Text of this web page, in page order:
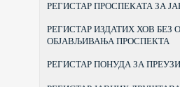
РЕГИСТАР ПРОСПЕКАТА ЗА
РЕГИСТАР ИЗДАТИХ ХОВ БЕЗ
ОБЈАВЉИВАЊА ПРОСПЕКТА
РЕГИСТАР ПОНУДА ЗА